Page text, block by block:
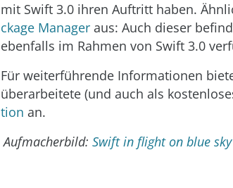
mit Swift 3.0 ihren Auftritt haben.
ckage Manager aus: Auch dieser
ebenfalls im Rahmen von Swift 3.0
Für weiterführende Informationen
überarbeitete (und auch als
tion an.
Aufmacherbild: Swift in flight on blue